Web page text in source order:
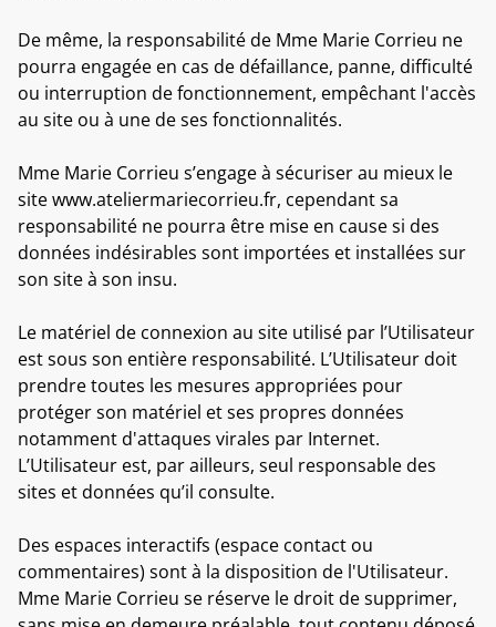
De même, la responsabilité de Mme Marie Corrieu ne
pourra engagée en cas de défaillance, panne, difficulté
ou interruption de fonctionnement, empêchant l'accès
au site ou à une de ses fonctionnalités.
Mme Marie Corrieu s’engage à sécuriser au mieux le
site www.ateliermariecorrieu.fr, cependant sa
responsabilité ne pourra être mise en cause si des
données indésirables sont importées et installées sur
son site à son insu.
Le matériel de connexion au site utilisé par l’Utilisateur
est sous son entière responsabilité. L’Utilisateur doit
prendre toutes les mesures appropriées pour
protéger son matériel et ses propres données
notamment d'attaques virales par Internet.
L’Utilisateur est, par ailleurs, seul responsable des
sites et données qu’il consulte.
Des espaces interactifs (espace contact ou
commentaires) sont à la disposition de l'Utilisateur.
Mme Marie Corrieu se réserve le droit de supprimer,